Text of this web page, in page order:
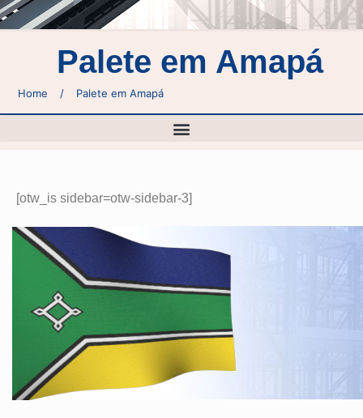
Palete em Amapá
Home / Palete em Amapá
[otw_is sidebar=otw-sidebar-3]